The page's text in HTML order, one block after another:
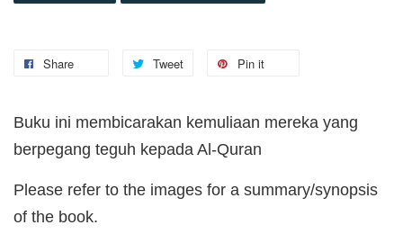
Share Tweet Pin it
Buku ini membicarakan kemuliaan mereka yang
berpegang teguh kepada Al-Quran
Please refer to the images for a summary/synopsis
of the book.